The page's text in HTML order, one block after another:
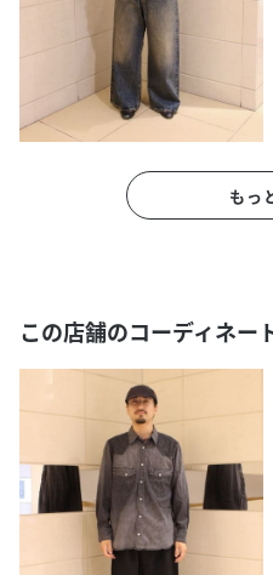
もっ
この店舗のコーディネー